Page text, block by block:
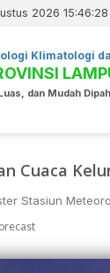
2026
Klimatologi
dan Mudah
Cuaca
Stasiun